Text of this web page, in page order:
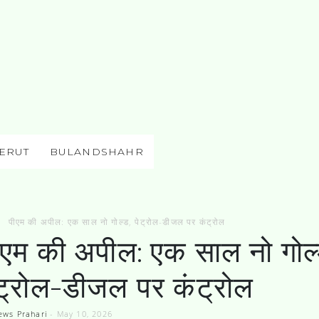
BULANDSHAHR
पीएम की अपील: एक साल नो गोल्ड, पेट्रोल-डीजल पर कंट्रोल
की अपील: एक साल नो
डीजल पर कंट्रोल
Prahari - May 10, 2026